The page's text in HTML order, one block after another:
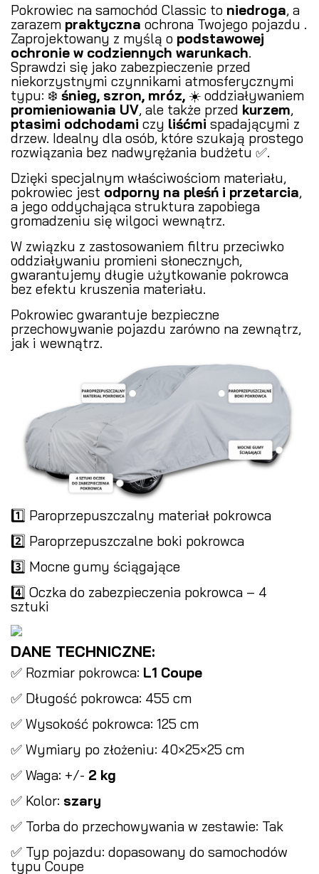
Pokrowiec na samochód Classic to niedroga, a
zarazem praktyczna ochrona Twojego pojazdu .
Zaprojektowany z myślą o podstawowej
ochronie w codziennych warunkach.
Sprawdzi się jako zabezpieczenie przed
niekorzystnymi czynnikami atmosferycznymi
typu: ❄️ śnieg, szron, mróz, ☀️ oddziaływaniem
promieniowania UV, ale także przed kurzem,
ptasimi odchodami czy liśćmi spadającymi z
drzew. Idealny dla osób, które szukają prostego
rozwiązania bez nadwyrężania budżetu ✅.
Dzięki specjalnym właściwościom materiału,
pokrowiec jest odporny na pleśń i przetarcia,
a jego oddychająca struktura zapobiega
gromadzeniu się wilgoci wewnątrz.
W związku z zastosowaniem filtru przeciwko
oddziaływaniu promieni słonecznych,
gwarantujemy długie użytkowanie pokrowca
bez efektu kruszenia materiału.
Pokrowiec gwarantuje bezpieczne
przechowywanie pojazdu zarówno na zewnątrz,
jak i wewnątrz.
1️⃣ Paroprzepuszczalny materiał pokrowca
2️⃣ Paroprzepuszczalne boki pokrowca
3️⃣ Mocne gumy ściągające
4️⃣ Oczka do zabezpieczenia pokrowca – 4
sztuki
DANE TECHNICZNE:
✅ Rozmiar pokrowca: L1 Coupe
✅ Długość pokrowca: 455 cm
✅ Wysokość pokrowca: 125 cm
✅ Wymiary po złożeniu: 40×25×25 cm
✅ Waga: +/- 2 kg
✅ Kolor: szary
✅ Torba do przechowywania w zestawie: Tak
✅ Typ pojazdu: dopasowany do samochodów
typu Coupe